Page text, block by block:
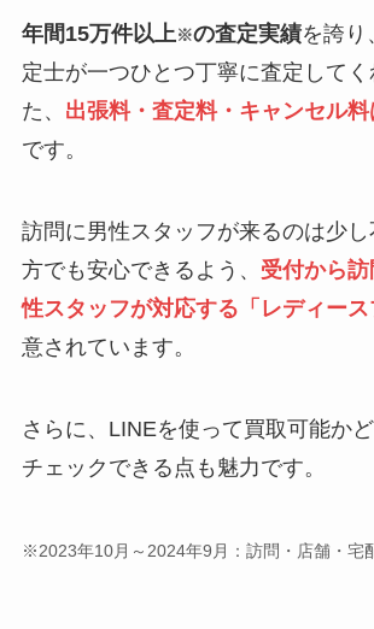
年間15万件以上※の査定実績を誇り
定士が一つひとつ丁寧に査定してく
た、 出張料・査定料・キャンセル
です。
訪問に男性スタッフが来るのは少
方でも安心できるよう、 受付から
性スタッフが対応する「レディース
意されています。
さらに、LINEを使って買取可能か
チェックできる点も魅力です。
※2023年10月～2024年9月：訪問・店舗・宅